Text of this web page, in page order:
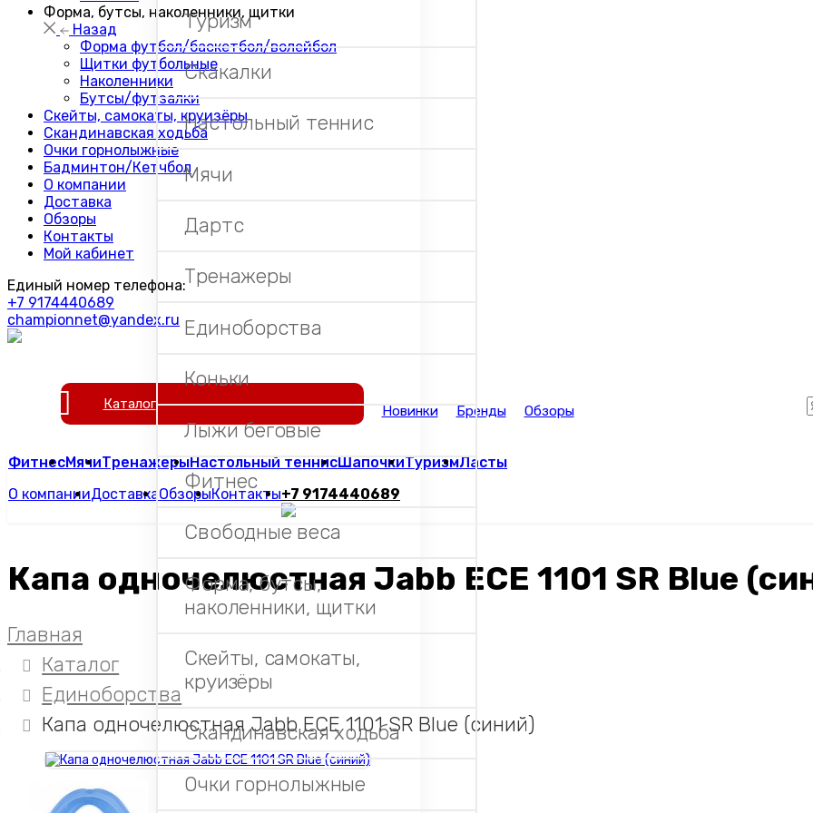
Форма, бутсы, наколенники, щитки
Назад
Форма футбол/баскетбол/волейбол
Щитки футбольные
Наколенники
Бутсы/футзалки
Скейты, самокаты, круизёры
Скандинавская ходьба
Очки горнолыжные
Бадминтон/Кетчбол
О компании
Доставка
Обзоры
Контакты
Мой кабинет
Единый номер телефона:
+7 9174440689
championnet@yandex.ru
Каталог
Туризм
Скакалки
Настольный теннис
Мячи
Дартс
Тренажеры
Единоборства
Коньки
Лыжи беговые
Фитнес
Свободные веса
Форма, бутсы,
наколенники, щитки
Скейты, самокаты,
круизёры
Скандинавская ходьба
Очки горнолыжные
Новинки Бренды Обзоры
ФитнесМячиТренажерыНастольный теннисШапочкиТуризмЛасты
О компанииДоставка ОбзорыКонтакты+7 9174440689
Капа одночелюстная Jabb ECE 1101 SR Blue
Главная
Каталог
Единоборства
Капа одночелюстная Jabb ECE 1101 SR Blue (синий)